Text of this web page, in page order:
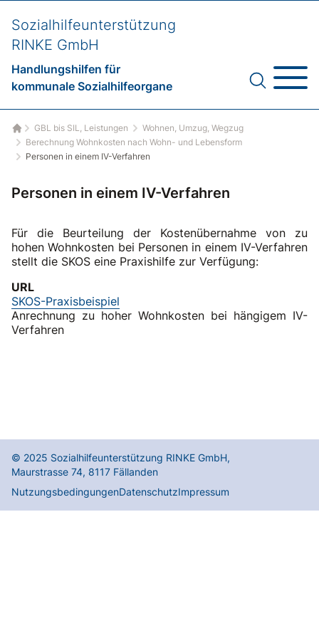
Sozialhilfeunterstützung
RINKE GmbH
Handlungshilfen für
kommunale Sozialhilfeorgane
Startseite
GBL bis SIL, Leistungen
Wohnen, Umzug, Wegzug
Berechnung Wohnkosten nach Wohn- und Lebensform
Personen in einem IV-Verfahren
Personen in einem IV-Verfahren
Für die Beurteilung der Kostenübernahme von zu
hohen Wohnkosten bei Personen in einem IV-Verfahren
stellt die SKOS eine Praxishilfe zur Verfügung:
URL
SKOS-Praxisbeispiel
Anrechnung zu hoher Wohnkosten bei hängigem IV-
Verfahren
© 2025 Sozialhilfeunterstützung RINKE GmbH,
Maurstrasse 74, 8117 Fällanden
NutzungsbedingungenDatenschutzImpressum